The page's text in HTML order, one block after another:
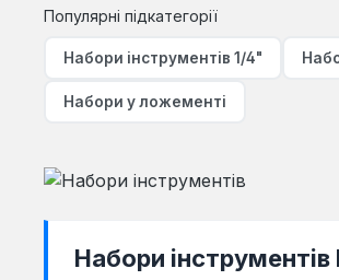
Популярні підкатегорії
Набори інструментів 1/4"
Набори у ложементі
Набори